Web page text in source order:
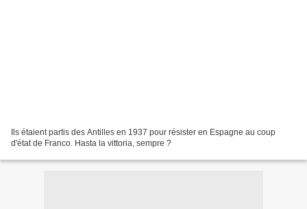
Ils étaient partis des Antilles en 1937 pour résister en Espagne au coup
d'état de Franco. Hasta la vittoria, sempre ?